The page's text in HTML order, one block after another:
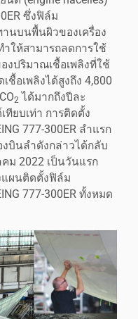
ซึ่งฟิล์ม
านบนพื้นผิวของเครื่อง
ให้สามารถลดการใช้
งปริมาณเชื้อเพลิงที่ใช้
ชื้อเพลิงได้สูงถึง 4,800
2 ได้มากถึงปีละ
ทียบเท่า การติดตั้ง
777-300ER ลำแรก
งบินลำดังกล่าวได้กลับ
ม 2022 เป็นวันแรก
แผนติดตั้งฟิล์ม
777-300ER ทั้งหมด